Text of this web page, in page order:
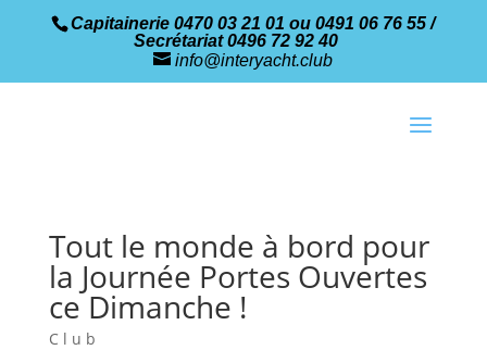
Capitainerie 0470 03 21 01 ou 0491 06 76 55 /
Secrétariat 0496 72 92 40
info@interyacht.club
Tout le monde à bord pour
la Journée Portes Ouvertes
ce Dimanche !
Club